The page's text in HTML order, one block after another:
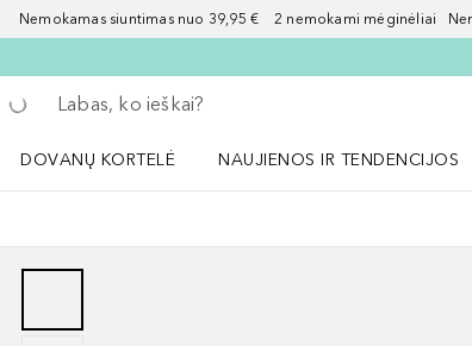
Nemokamas siuntimas nuo 39,95 € 2 nemokami mėginėliai
Grįžk atgal
Vykdykite paiešką
DOVANŲ KORTELĖ
NAUJIENOS IR TENDENCIJOS